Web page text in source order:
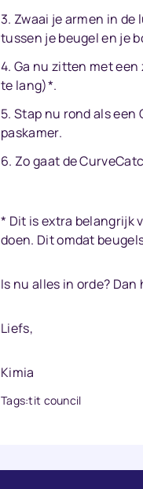
Zwaai je armen in
tussen je beugel en je
Ga nu zitten met een
te lang)*.
Stap nu rond als een
paskamer.
Zo gaat de
* Dit is extra belangrijk
doen. Dit omdat
Is nu alles in orde?
Liefs,
Kimia
Tags:tit council